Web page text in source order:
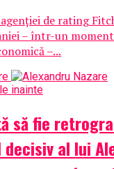
de rating
– într-un
–...
inainte
să fie
decisiv al lui